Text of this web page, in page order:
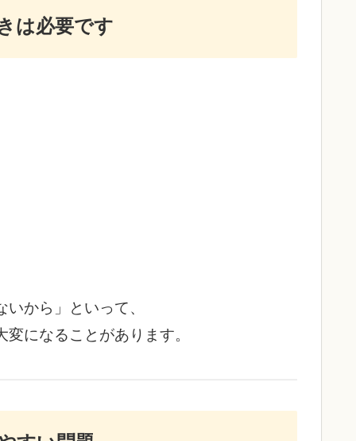
は必要です
から」といって、
になることがあります。